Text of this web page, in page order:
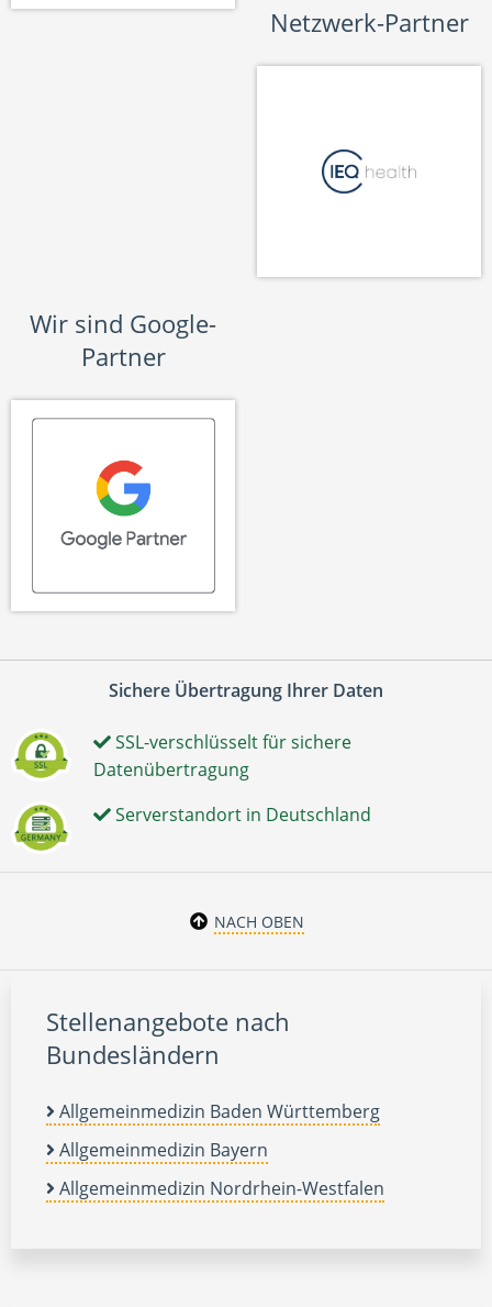
Netzwerk-Partner
Wir sind Google-
Partner
Sichere Übertragung Ihrer Daten
SSL-verschlüsselt für sichere
Datenübertragung
Serverstandort in Deutschland
NACH OBEN
Stellenangebote nach
Bundesländern
Allgemeinmedizin Baden Württemberg
Allgemeinmedizin Bayern
Allgemeinmedizin Nordrhein-Westfalen